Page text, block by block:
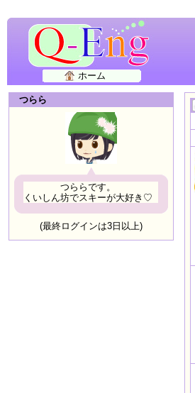
ホーム
つらら
つららです。
くいしん坊でスキーが大好き♡
(最終ログインは3日以上)